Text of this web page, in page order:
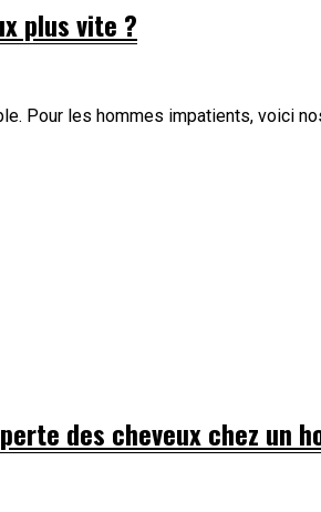
plus vite ?
Pour les hommes impatients, voici
des cheveux chez un